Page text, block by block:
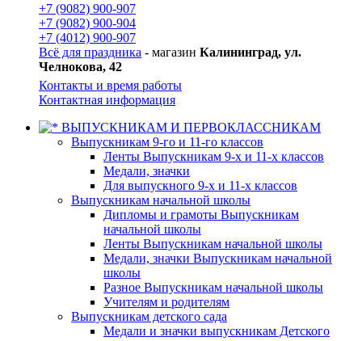
+7 (9082) 900-907
+7 (9082) 900-904
+7 (4012) 900-907
Всё для праздника - магазин Калининград, ул.
Челнокова, 42
Контакты и время работы
Контактная информация
ВЫПУСКНИКАМ И ПЕРВОКЛАССНИКАМ
Выпускникам 9-го и 11-го классов
Ленты Выпускникам 9-х и 11-х классов
Медали, значки
Для выпускного 9-х и 11-х классов
Выпускникам начальной школы
Дипломы и грамоты Выпускникам
начальной школы
Ленты Выпускникам начальной школы
Медали, значки Выпускникам начальной
школы
Разное Выпускникам начальной школы
Учителям и родителям
Выпускникам детского сада
Медали и значки выпускникам Детского